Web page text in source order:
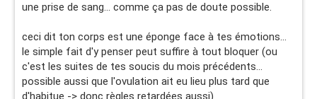
une prise de sang... comme ça pas de doute possible.
ceci dit ton corps est une éponge face à tes émotions...
le simple fait d'y penser peut suffire à tout bloquer (ou
c'est les suites de tes soucis du mois précédents...
possible aussi que l'ovulation ait eu lieu plus tard que
d'habitue -> donc règles retardées aussi)